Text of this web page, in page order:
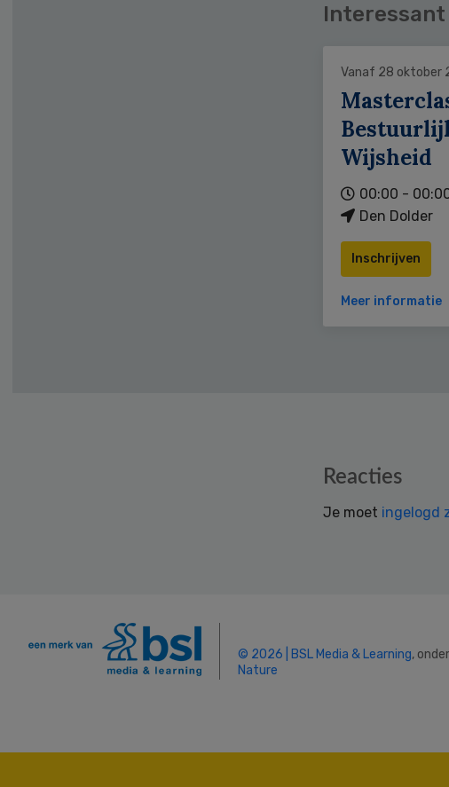
Interessant
Vanaf 28 oktober
Wijsheid
00:00 -
Den Dolder
Inschrijven
Meer informatie
Reacties
Je moet ingelogd
© 2026 | BSL Media & Learning,
Nature